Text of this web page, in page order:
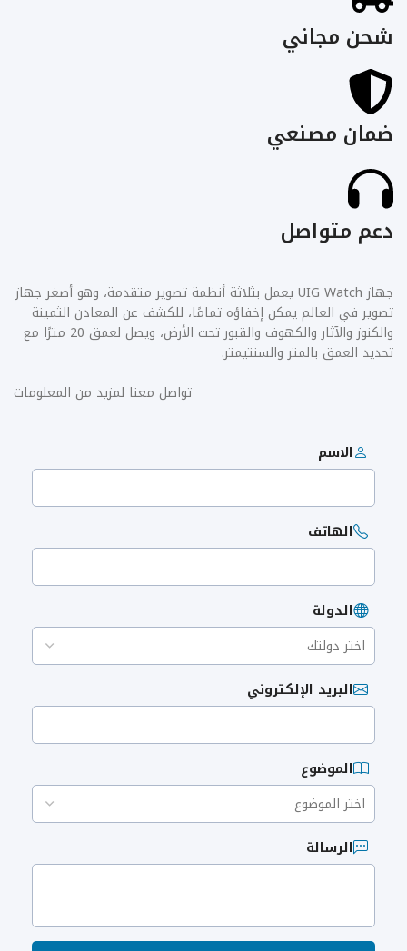
شحن مجاني
ضمان مصنعي
دعم متواصل
جهاز UIG Watch يعمل بثلاثة أنظمة تصوير متقدمة، وهو أصغر جهاز
تصوير في العالم يمكن إخفاؤه تمامًا، للكشف عن المعادن الثمينة
والكنوز والآثار والكهوف والقبور تحت الأرض، ويصل لعمق 20 مترًا مع
تحديد العمق بالمتر والسنتيمتر.
تواصل معنا لمزيد من المعلومات
الاسم
الهاتف
الدولة
البريد الإلكتروني
الموضوع
الرسالة